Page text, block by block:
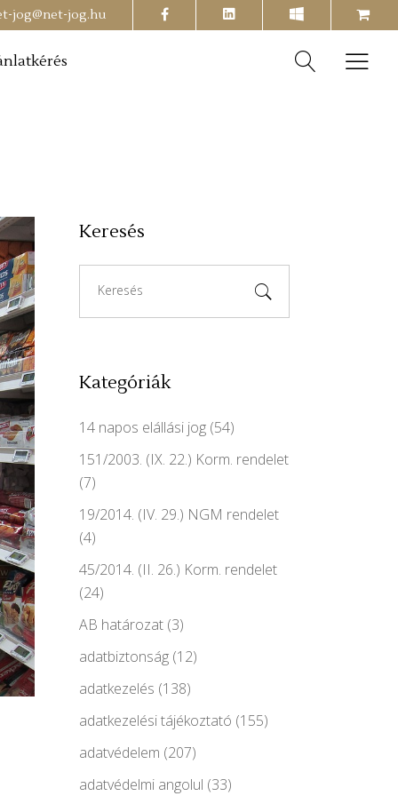
jog@net-jog.hu facebook
shopping-
cart
Keresés
for:
Kategóriák
14 napos elállási jog(54)
151/2003. (IX. 22.) Korm. rendelet
(7)
19/2014. (IV. 29.) NGM rendelet
(4)
45/2014. (II. 26.) Korm. rendelet
(24)
AB határozat(3)
adatbiztonság(12)
adatkezelés (138)
adatkezelési tájékoztató (155)
adatvédelem (207)
adatvédelmi angolul (33)